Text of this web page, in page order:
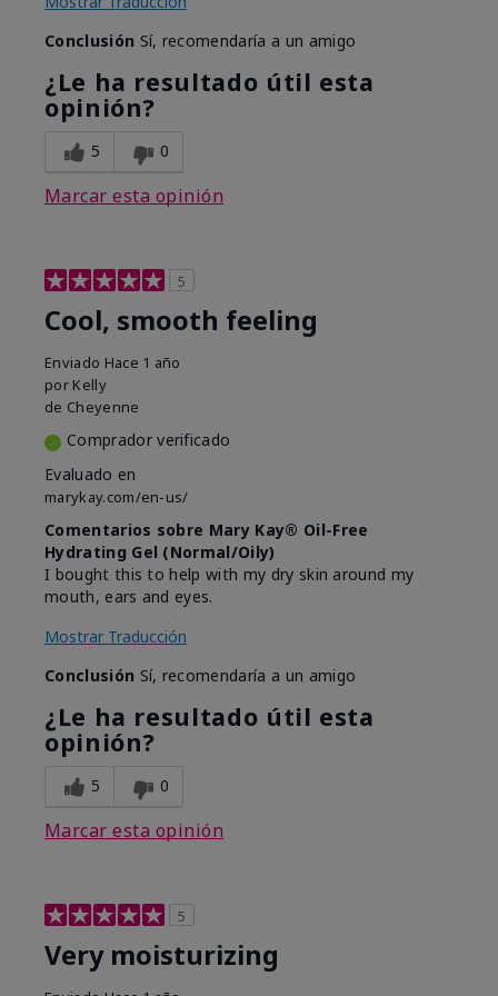
Conclusión Sí, recomendaría a un amigo
¿Le ha resultado útil esta
opinión?
5 0
Marcar esta opinión
5
Cool, smooth feeling
Enviado Hace 1 año
por Kelly
de Cheyenne
Comprador verificado
Evaluado en
marykay.com/en-us/
Comentarios sobre Mary Kay® Oil-Free
Hydrating Gel (Normal/Oily)
I bought this to help with my dry skin around my
mouth, ears and eyes.
Mostrar Traducción
Conclusión Sí, recomendaría a un amigo
¿Le ha resultado útil esta
opinión?
5 0
Marcar esta opinión
5
Very moisturizing